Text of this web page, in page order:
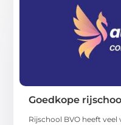
Goedkope
Rijschool BVO heeft